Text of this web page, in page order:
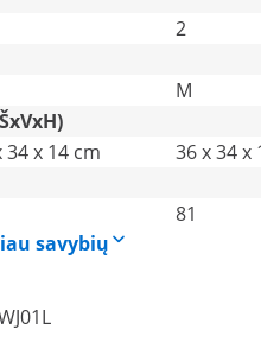
2
M
34 x 14 cm
36 x 34 x
81
savybių